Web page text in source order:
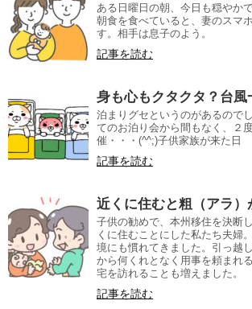
ある日曜日の朝、今日も穏やか
朝食を食べていると、妻のスマ
す。相手は息子のよう。
記事を読む
身も心もクタクタ？台風
泊まりグセというのがあるので
てのお泊り会から間もなく、２
催・・・(^^;)子供家族が来た日
記事を読む
近くに住むと粗（アラ）
子供の勧めで、本州移住を決断
くに住むことにした私たち夫婦
境にも慣れてきました。引っ越
から何くれとなく用事を頼まれ
宅を訪れることも増えました。
記事を読む